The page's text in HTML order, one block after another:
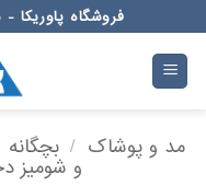
to
content
فروشگاه
مد و پوشاک / بچگانه
و شومیز